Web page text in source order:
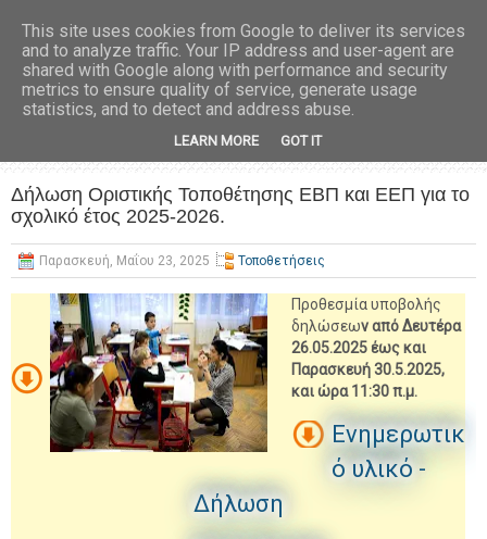
Δήλωση Οριστικής Τοποθέτησης ΕΒΠ και ΕΕΠ για το
σχολικό έτος 2025-2026.
Παρασκευή, Μαΐου 23, 2025 Τοποθετήσεις
Προθεσμία υποβολής
δηλώσεων από Δευτέρα
26.05.2025 έως και
Παρασκευή 30.5.2025,
και ώρα 11:30 π.μ.
Ενημερωτικ
ό υλικό -
Δήλωση
This site uses cookies from Google to deliver its services
and to analyze traffic. Your IP address and user-agent are
shared with Google along with performance and security
metrics to ensure quality of service, generate usage
statistics, and to detect and address abuse.
LEARN MORE GOT IT